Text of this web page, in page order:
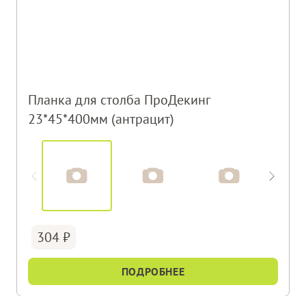
Планка для столба ПроДекинг
23*45*400мм (антрацит)
304
ПОДРОБНЕЕ